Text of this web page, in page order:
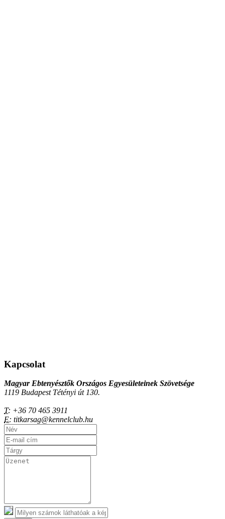
Kapcsolat
Magyar Ebtenyésztők Országos Egyesületeinek Szövetsége
1119 Budapest Tétényi út 130.
T: +36 70 465 3911
E: titkarsag@kennelclub.hu